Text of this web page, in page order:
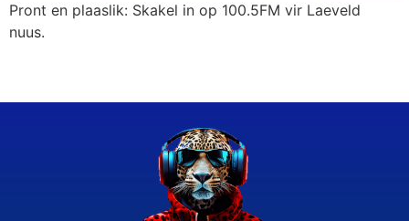
Pront en plaaslik: Skakel in op 100.5FM vir Laeveld
nuus.